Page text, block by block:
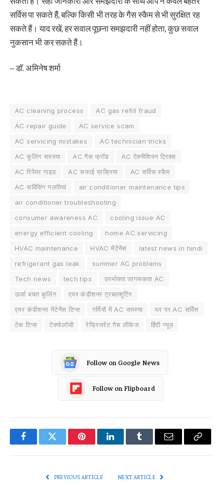
सर्विस पा सकते हैं, बल्कि किसी भी तरह के गैस स्कैम से भी सुरक्षित रह
सकते हैं। याद रखें, हर सवाल पूछना समझदारी नहीं होता, कुछ सवाल
नुकसान भी कर सकते हैं।
– डॉ. अमिनेष शर्मा
AC cleaning process
AC gas refill fraud
AC repair guide
AC service scam
AC servicing mistakes
AC technician tricks
AC कूलिंग समस्या
AC गैस फ्रॉड
AC टेक्नीशियन ट्रिक्स
AC रिपेयर गाइड
AC सफाई प्रक्रिया
AC सर्विस स्कैम
AC सर्विसिंग गलतियां
air conditioner maintenance tips
air conditioner troubleshooting
consumer awareness AC
cooling issue AC
energy efficient cooling
home AC servicing
HVAC maintenance
HVAC मेंटेनेंस
latest news in hindi
refrigerant gas leak
summer AC problems
Tech news
tech tips
उपभोक्ता जागरूकता AC
ऊर्जा बचत कूलिंग
एयर कंडीशनर ट्रबलशूटिंग
एयर कंडीशनर मेंटेनेंस टिप्स
गर्मियों में AC समस्या
घर पर AC सर्विस
टेक टिप्स
टेक्नोलॉजी रेफ्रिजरेंट गैस लीकेज हिंदी न्यूज़
Follow on Google News
Follow on Flipboard
FacebookTwitter PinterestLinkedInTumblr Email
Copy
PREVIOUS ARTICLE NEXT ARTICLE